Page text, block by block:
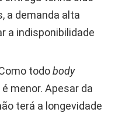
a demanda alta
a indisponibilidade
todobody
menor. Apesar da
terá a longevidade